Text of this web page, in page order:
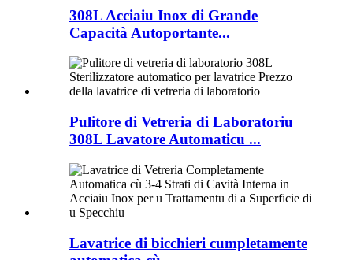
308L Acciaiu Inox di Grande
Capacità Autoportante...
Pulitore di Vetreria di Laboratoriu
308L Lavatore Automaticu ...
Lavatrice di bicchieri cumpletamente